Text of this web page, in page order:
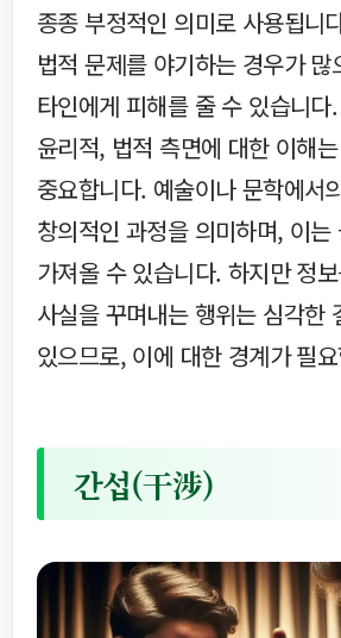
종종 부정적인 의미로 사용됩니
법적 문제를 야기하는 경우가 많
타인에게 피해를 줄 수 있습니다
윤리적, 법적 측면에 대한 이해
중요합니다. 예술이나 문학에서
창의적인 과정을 의미하며, 이
가져올 수 있습니다. 하지만 정
사실을 꾸며내는 행위는 심각한
있으므로, 이에 대한 경계가 필
간섭(干涉)